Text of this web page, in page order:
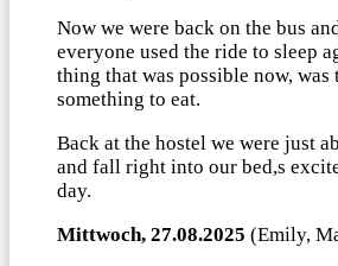
Now we were back on the bus
everyone used the ride to sleep
thing that was possible now,
something to eat.
Back at the hostel we were just
and fall right into our bed,s
day.
Mittwoch, 27.08.2025 (Emily,